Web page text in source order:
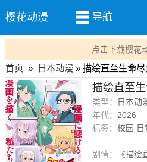
樱花动漫 导航
点击下载樱花
首页 » 日本动漫» 描绘直至生命尽
描绘直至
类型：
日本动
年代： 2026
标签：校园 日
剧情：
《描